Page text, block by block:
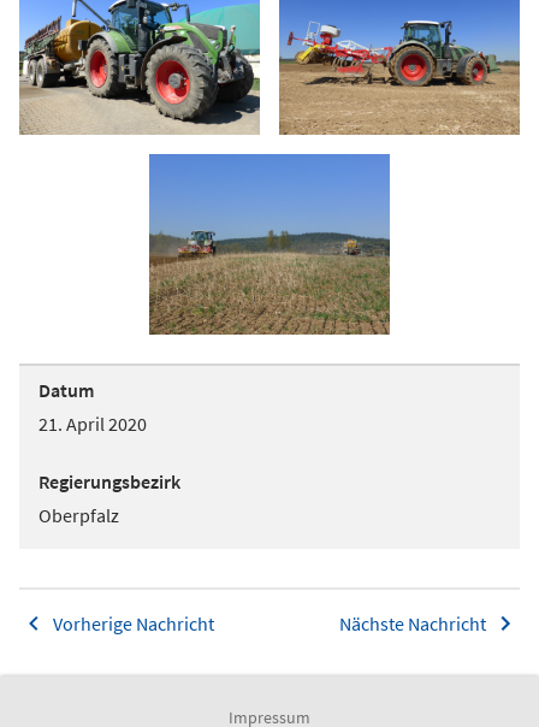
Datum
21. April 2020
Regierungsbezirk
Oberpfalz
Vorherige Nachricht Nächste Nachricht
Impressum